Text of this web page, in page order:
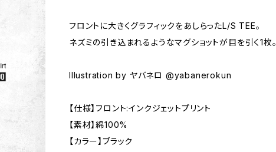
フロントに大きくグラフィックをあしらったL/S TEE。
ネズミの引き込まれるようなマグショットが目を引く1枚。
Illustration by ヤバネロ @yabanerokun
【仕様】フロント:インクジェットプリント
【素材】綿100%
【カラー】ブラック